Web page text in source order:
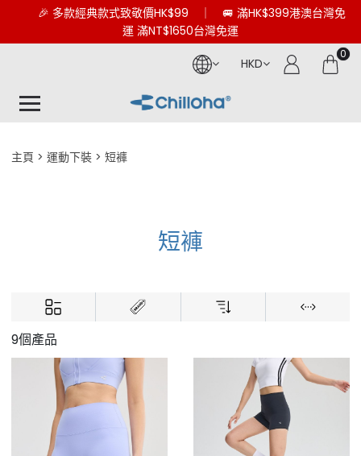
🎉 多款經典款式致敬價HK$99 ｜ 🚐 滿HK$399港澳台灣免
運 滿NT$1650台灣免運
HKD
0
主頁 運動下裝 短褲
短褲
9個產品